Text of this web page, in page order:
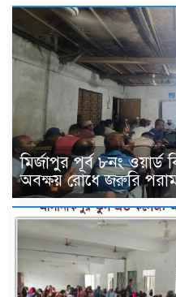
মির্জাপুর পূর্ব ৮নং
অবক্ষয় রোধে জরুরি